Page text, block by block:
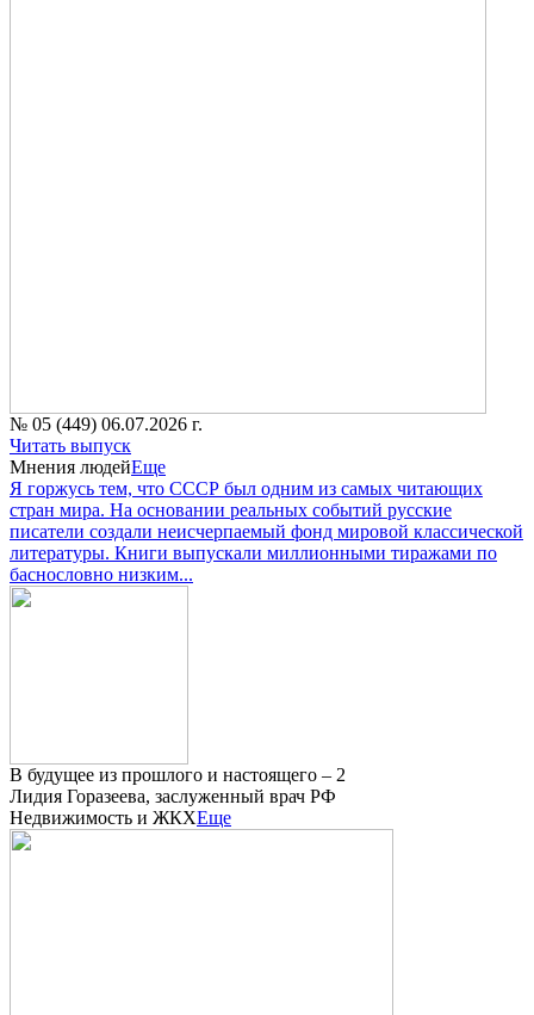
№ 05 (449) 06.07.2026 г.
Читать выпуск
Мнения людейЕще
Я горжусь тем, что СССР был одним из самых читающих
стран мира. На основании реальных событий русские
писатели создали неисчерпаемый фонд мировой классической
литературы. Книги выпускали миллионными тиражами по
баснословно низким...
В будущее из прошлого и настоящего – 2
Лидия Горазеева, заслуженный врач РФ
Недвижимость и ЖКХЕще